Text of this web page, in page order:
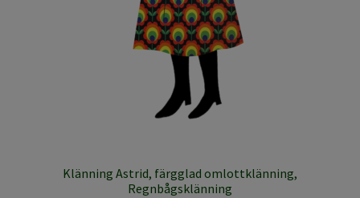
Klänning Astrid, färgglad omlottklänning,
Regnbågsklänning